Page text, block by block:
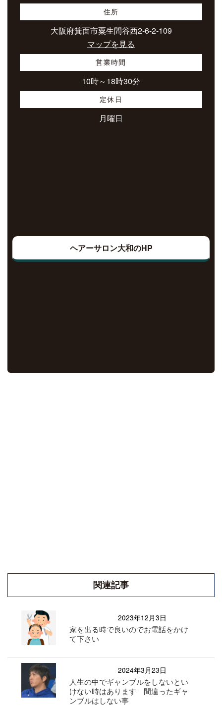
住所
大阪府箕面市粟生間谷西2-6-2-109
マップを見る
営業時間
10時～18時30分
定休日
月曜日
ヘアーサロン大和のHP
関連記事
2023年12月3日
家を出る時で良いのでお電話をかけ
て下さい
2024年3月23日
人生の中でギャンブルをしないとい
けない時はあります 間違ったギャ
ンブルはしない事